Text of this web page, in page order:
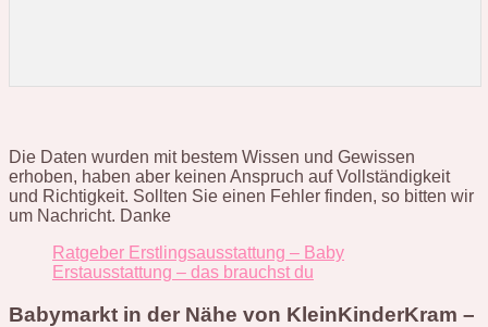
Die Daten wurden mit bestem Wissen und Gewissen
erhoben, haben aber keinen Anspruch auf Vollständigkeit
und Richtigkeit. Sollten Sie einen Fehler finden, so bitten wir
um Nachricht. Danke
Ratgeber Erstlingsausstattung – Baby
Erstausstattung – das brauchst du
Babymarkt in der Nähe von KleinKinderKram –